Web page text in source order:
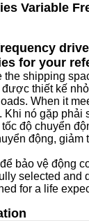
Variable
for your
the shipping
thiết kế
When it
Khi nó gặp
độ chuyển
động,
bảo vệ động
selected and
for a life